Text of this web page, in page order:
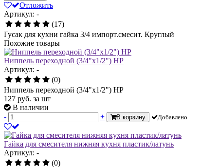
Отложить
Артикул: -
(17)
Гусак для кухни гайка 3/4 импорт.смесит. Круглый
Похожие товары
Ниппель переходной (3/4"х1/2") НР
Артикул: -
(0)
Ниппель переходной (3/4"х1/2") НР
127 руб. за шт
В наличии
-
+ В корзину Добавлено
Гайка для смесителя нижняя кухня пластик/латунь
Артикул: -
(0)